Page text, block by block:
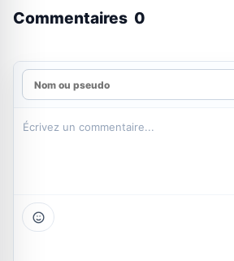
Commentaires 0